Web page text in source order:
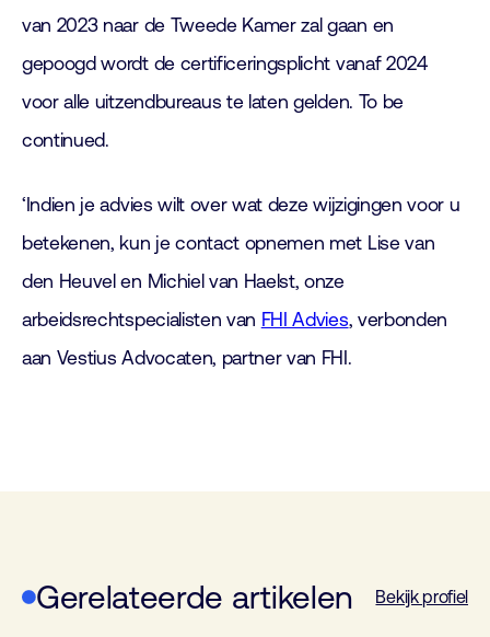
van 2023 naar de Tweede Kamer zal gaan en
gepoogd wordt de certificeringsplicht vanaf 2024
voor alle uitzendbureaus te laten gelden. To be
continued.
‘Indien je advies wilt over wat deze wijzigingen voor u
betekenen, kun je contact opnemen met Lise van
den Heuvel en Michiel van Haelst, onze
arbeidsrechtspecialisten van FHI Advies, verbonden
aan Vestius Advocaten, partner van FHI.
Gerelateerde artikelen Bekijk profiel